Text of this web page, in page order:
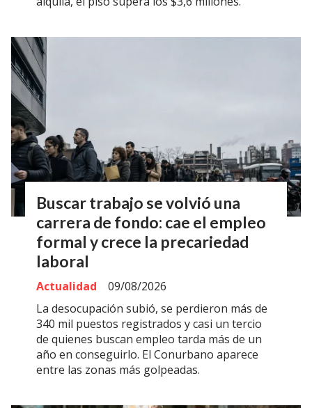
Buscar trabajo se volvió una
carrera de fondo: cae el empleo
formal y crece la precariedad
laboral
Actualidad
09/08/2026
La desocupación subió, se perdieron más de
340 mil puestos registrados y casi un tercio
de quienes buscan empleo tarda más de un
año en conseguirlo. El Conurbano aparece
entre las zonas más golpeadas.